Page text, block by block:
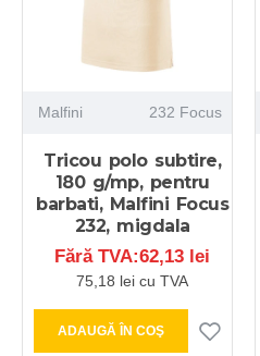
Malfini 232 Focus
Tricou polo subtire,
180 g/mp, pentru
barbati, Malfini Focus
232, migdala
Fără TVA:62,13 lei
75,18 lei cu TVA
ADAUGĂ ÎN COŞ